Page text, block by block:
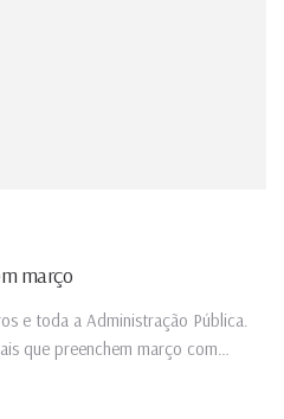
março
e toda a Administração Pública.
que preenchem março com